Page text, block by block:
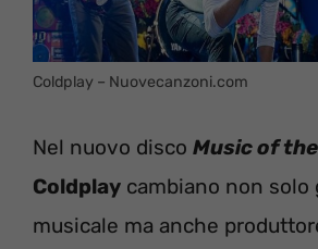
Coldplay – Nuovecanzoni.com
Nel nuovo disco Music of
Coldplay cambiano non solo
musicale ma anche